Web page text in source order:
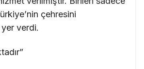
çehresini
verdi.